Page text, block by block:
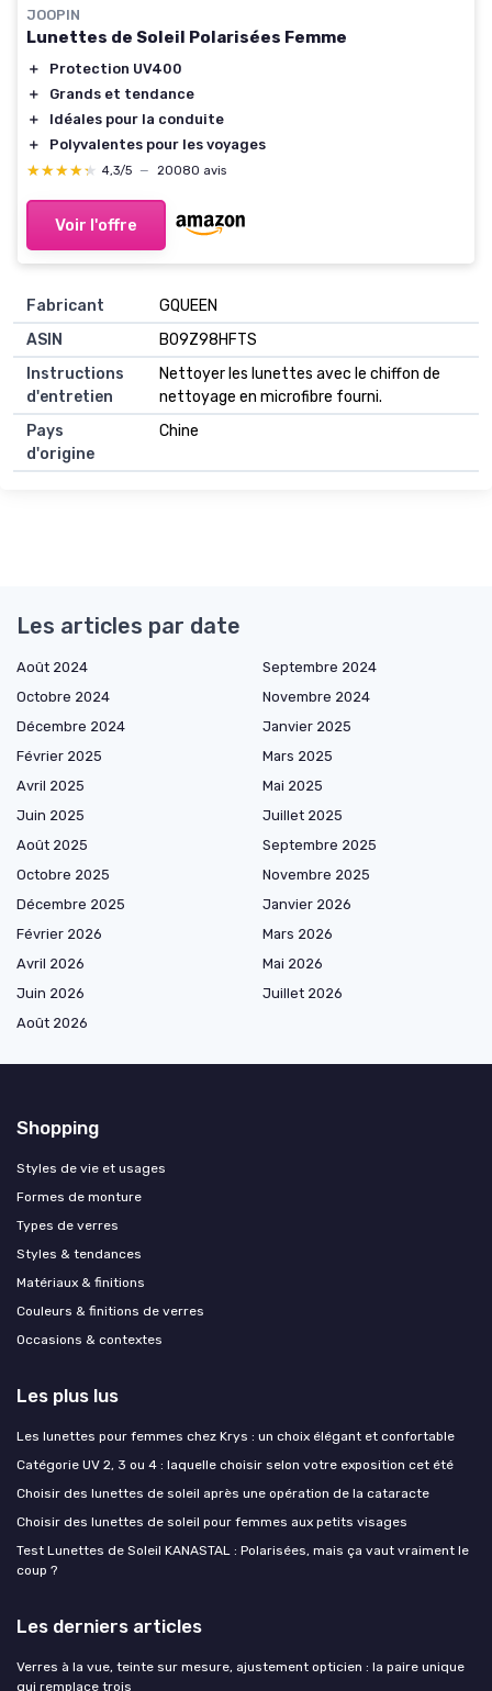
JOOPIN
Lunettes de Soleil Polarisées Femme
＋
Protection UV400
＋
Grands et tendance
＋
Idéales pour la conduite
＋
Polyvalentes pour les voyages
★★★★★
★★★★★ 4,3/5 — 20080 avis
Voir l'offre
Fabricant
GQUEEN
ASIN
B09Z98HFTS
Instructions
d'entretien
Nettoyer les lunettes avec le chiffon de
nettoyage en microfibre fourni.
Pays
d'origine
Chine
Les articles par date
Août 2024
Septembre 2024
Octobre 2024
Novembre 2024
Décembre 2024
Janvier 2025
Février 2025
Mars 2025
Avril 2025
Mai 2025
Juin 2025
Juillet 2025
Août 2025
Septembre 2025
Octobre 2025
Novembre 2025
Décembre 2025
Janvier 2026
Février 2026
Mars 2026
Avril 2026
Mai 2026
Juin 2026
Juillet 2026
Août 2026
Shopping
Styles de vie et usages
Formes de monture
Types de verres
Styles & tendances
Matériaux & finitions
Couleurs & finitions de verres
Occasions & contextes
Les plus lus
Les lunettes pour femmes chez Krys : un choix élégant et confortable
Catégorie UV 2, 3 ou 4 : laquelle choisir selon votre exposition cet été
Choisir des lunettes de soleil après une opération de la cataracte
Choisir des lunettes de soleil pour femmes aux petits visages
Test Lunettes de Soleil KANASTAL : Polarisées, mais ça vaut vraiment le
coup ?
Les derniers articles
Verres à la vue, teinte sur mesure, ajustement opticien : la paire unique
qui remplace trois